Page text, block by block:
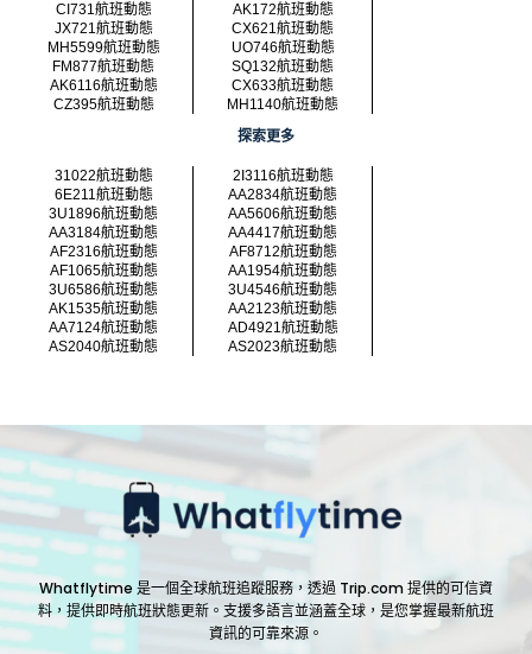
CI731航班動態
AK172航班動態
JX721航班動態
CX621航班動態
MH5599航班動態
UO746航班動態
FM877航班動態
SQ132航班動態
AK6116航班動態
CX633航班動態
CZ395航班動態
MH1140航班動態
探索更多
31022航班動態
2I3116航班動態
6E211航班動態
AA2834航班動態
3U1896航班動態
AA5606航班動態
AA3184航班動態
AA4417航班動態
AF2316航班動態
AF8712航班動態
AF1065航班動態
AA1954航班動態
3U6586航班動態
3U4546航班動態
AK1535航班動態
AA2123航班動態
AA7124航班動態
AD4921航班動態
AS2040航班動態
AS2023航班動態
Whatflytime 是一個全球航班追蹤服務，透過 Trip.com 提供的可信資
料，提供即時航班狀態更新。支援多語言並涵蓋全球，是您掌握最新航班
資訊的可靠來源。